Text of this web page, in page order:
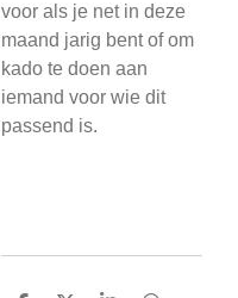
voor als je net in deze
maand jarig bent of om
kado te doen aan
iemand voor wie dit
passend is.